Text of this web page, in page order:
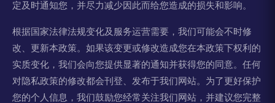
定及时通知您，并尽力减少因此而给您造成的损失和影响。
根据国家法律法规变化及服务运营需要，我们可能会不时修
改、更新本政策。如果该变更或修改造成您在本政策下权利的
实质变化，我们会向您提供显著的通知并获得您的同意。任何
对隐私政策的修改都会刊登、发布于我们网站。为了更好保护
您的个人信息，我们鼓励您经常关注我们网站，并建议您完整